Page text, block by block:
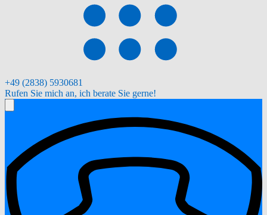
+49 (2838) 5930681
Rufen Sie mich an, ich berate Sie gerne!